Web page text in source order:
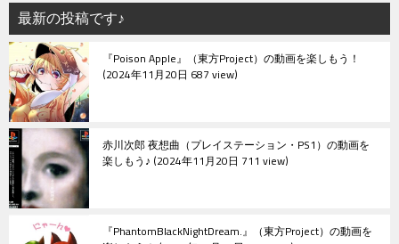
シ
ョ
ン
最新の投稿です♪
『Poison Apple』（東方Project）の動画を楽しもう！
2024年11月20日 687 view
赤川次郎 夜想曲（プレイステーション・PS1）の動画を
楽しもう♪ 2024年11月20日 711 view
『PhantomBlackNightDream.』（東方Project）の動画を